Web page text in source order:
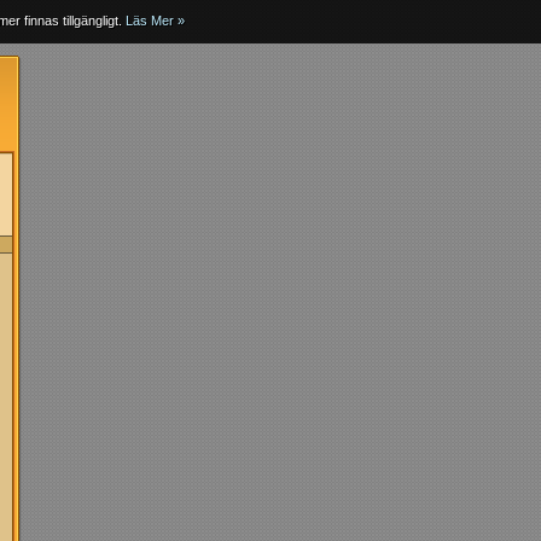
finnas tillgängligt. Läs Mer »